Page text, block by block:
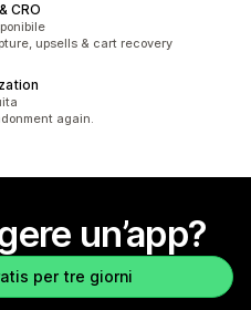
CRO
upsells & cart recovery
again.
un’app?
per tre giorni